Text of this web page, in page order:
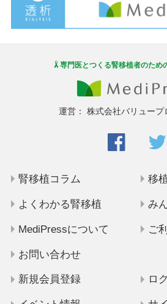
専門医とつくる腎移植者のため
運営： 株式会社バリュープ
腎移植コラム 移
よくわかる腎移植 み
MediPressについて ご
お問い合わせ
新規会員登録 ロ